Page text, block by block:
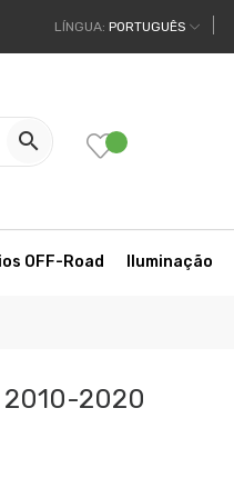
LÍNGUA: PORTUGUÊS

OFF-Road Iluminação
2010-2020